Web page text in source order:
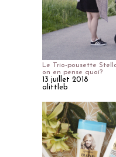
Le Trio-pousette
on en pense quoi?
13 juillet 2018
alittleb